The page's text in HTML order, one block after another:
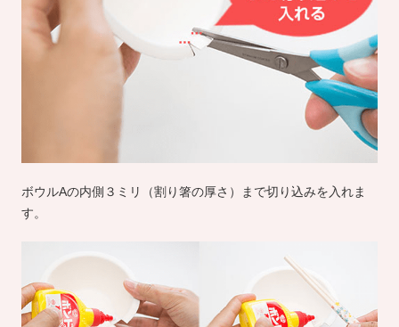
ボウルAの内側３ミリ（割り箸の厚さ）まで切り込みを入れま
す。